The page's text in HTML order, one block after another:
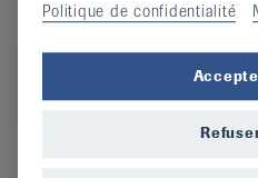
Eutonie
cours
Cours en
Politique de confidentialité